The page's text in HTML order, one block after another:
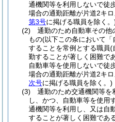
通機関等を利用しないで徒
場合の通勤距離が片道2キ
第3号に掲げる職員を除く。
(2)
通勤のため自動車その他
もの(以下この条において「
することを常例とする職員(
勤することが著しく困難で
自動車等を使用しないで徒
場合の通勤距離が片道2キ
次号に掲げる職員を除く。)
(3)
通勤のため交通機関等を
し、かつ、自動車等を使用
通機関等を利用し、又は自
することが著しく困難であ